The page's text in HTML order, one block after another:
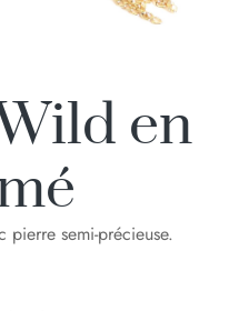
en
pierre semi-précieuse.